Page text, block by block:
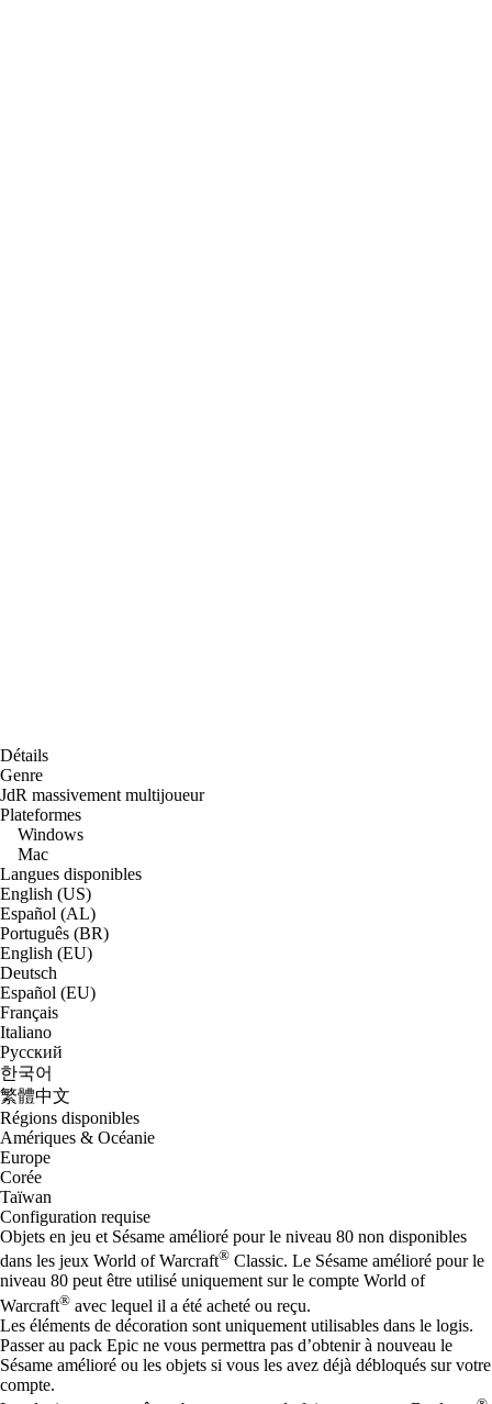
Détails
Genre
JdR massivement multijoueur
Plateformes
Windows
Mac
Langues disponibles
English (US)
Español (AL)
Português (BR)
English (EU)
Deutsch
Español (EU)
Français
Italiano
Русский
한국어
繁體中文
Régions disponibles
Amériques & Océanie
Europe
Corée
Taïwan
Configuration requise
Objets en jeu et Sésame amélioré pour le niveau 80 non disponibles
dans les jeux World of Warcraft® Classic. Le Sésame amélioré pour le
niveau 80 peut être utilisé uniquement sur le compte World of
Warcraft® avec lequel il a été acheté ou reçu.
Les éléments de décoration sont uniquement utilisables dans le logis.
Passer au pack Epic ne vous permettra pas d’obtenir à nouveau le
Sésame amélioré ou les objets si vous les avez déjà débloqués sur votre
compte.